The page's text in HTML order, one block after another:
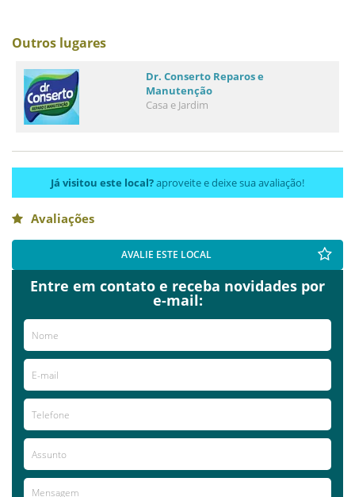
Outros lugares
Dr. Conserto Reparos e
Manutenção
Casa e Jardim
Já visitou este local?aproveite e deixe sua avaliação!
Avaliações
AVALIE ESTE LOCAL
Entre em contato e receba novidades por
e-mail: